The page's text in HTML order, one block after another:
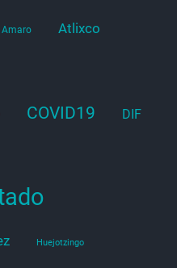
Atlixco
COVID19 DIF
Huejotzingo